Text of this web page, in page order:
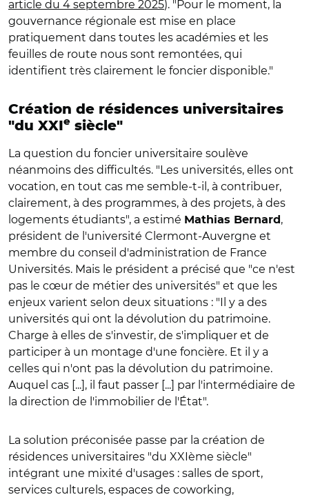
article du 4 septembre 2025). "Pour le moment, la
gouvernance régionale est mise en place
pratiquement dans toutes les académies et les
feuilles de route nous sont remontées, qui
identifient très clairement le foncier disponible."
Création de résidences universitaires
"du XXI e siècle"
La question du foncier universitaire soulève
néanmoins des difficultés. "Les universités, elles ont
vocation, en tout cas me semble-t-il, à contribuer,
clairement, à des programmes, à des projets, à des
logements étudiants", a estimé Mathias Bernard ,
président de l'université Clermont-Auvergne et
membre du conseil d'administration de France
Universités. Mais le président a précisé que "ce n'est
pas le cœur de métier des universités" et que les
enjeux varient selon deux situations : "Il y a des
universités qui ont la dévolution du patrimoine.
Charge à elles de s'investir, de s'impliquer et de
participer à un montage d'une foncière. Et il y a
celles qui n'ont pas la dévolution du patrimoine.
Auquel cas [...], il faut passer [...] par l'intermédiaire de
la direction de l'immobilier de l'État".
La solution préconisée passe par la création de
résidences universitaires "du XXIème siècle"
intégrant une mixité d'usages : salles de sport,
services culturels, espaces de coworking,